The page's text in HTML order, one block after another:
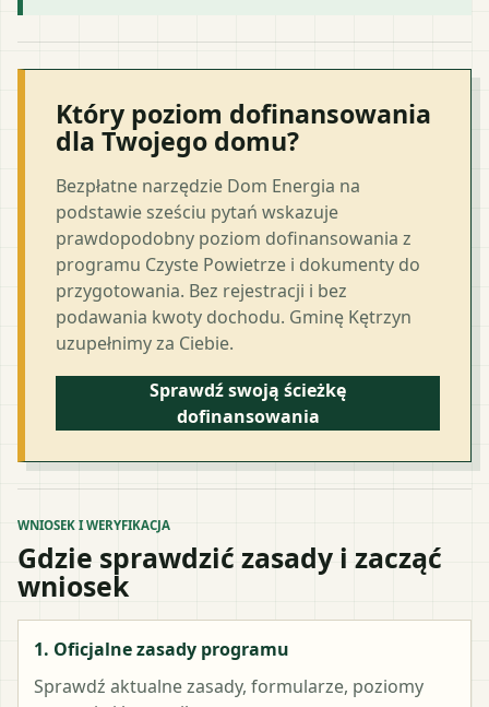
Który poziom dofinansowania
dla Twojego domu?
Bezpłatne narzędzie Dom Energia na
podstawie sześciu pytań wskazuje
prawdopodobny poziom dofinansowania z
programu Czyste Powietrze i dokumenty do
przygotowania. Bez rejestracji i bez
podawania kwoty dochodu. Gminę Kętrzyn
uzupełnimy za Ciebie.
Sprawdź swoją ścieżkę
dofinansowania
WNIOSEK I WERYFIKACJA
Gdzie sprawdzić zasady i zacząć
wniosek
1. Oficjalne zasady programu
Sprawdź aktualne zasady, formularze, poziomy